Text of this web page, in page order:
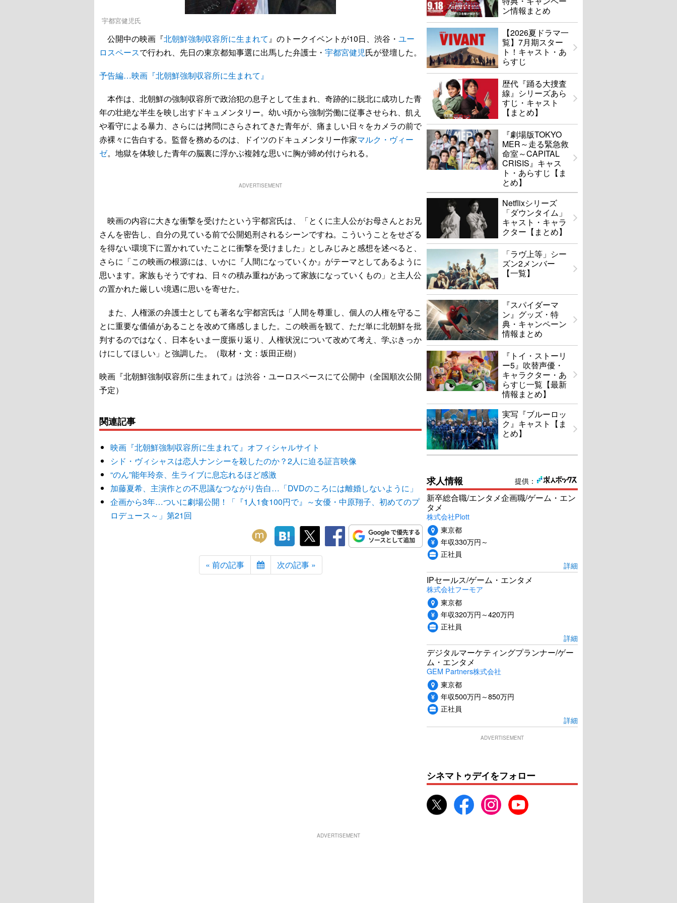
宇都宮健児氏
公開中の映画『北朝鮮強制収容所に生まれて』のトークイベントが10日、渋谷・ ユー
ロスペースで行われ、先日の東京都知事選に出馬した弁護士・ 宇都宮健児氏が登壇した。
予告編…映画『北朝鮮強制収容所に生まれて』
本作は、北朝鮮の強制収容所で政治犯の息子として生まれ、奇跡的に脱北に成功した青
年の壮絶な半生を映し出すドキュメンタリー。幼い頃から強制労働に従事させられ、飢え
や看守による暴力、さらには拷問にさらされてきた青年が、痛ましい日々をカメラの前で
赤裸々に告白する。監督を務めるのは、ドイツのドキュメンタリー作家マルク・ヴィー
ゼ。地獄を体験した青年の脳裏に浮かぶ複雑な思いに胸が締め付けられる。
ADVERTISEMENT
映画の内容に大きな衝撃を受けたという宇都宮氏は、「とくに主人公がお母さんとお兄
さんを密告し、自分の見ている前で公開処刑されるシーンですね。こういうことをせざる
を得ない環境下に置かれていたことに衝撃を受けました」としみじみと感想を述べると、
さらに「この映画の根源には、いかに『人間になっていくか』がテーマとしてあるように
思います。家族もそうですね、日々の積み重ねがあって家族になっていくもの」と主人公
の置かれた厳しい境遇に思いを寄せた。
また、人権派の弁護士としても著名な宇都宮氏は「人間を尊重し、個人の人権を守るこ
とに重要な価値があることを改めて痛感しました。この映画を観て、ただ単に北朝鮮を批
判するのではなく、日本をいま一度振り返り、人権状況について改めて考え、学ぶきっか
けにしてほしい」と強調した。（取材・文：坂田正樹）
映画『北朝鮮強制収容所に生まれて』は渋谷・ユーロスペースにて公開中（全国順次公開
予定）
関連記事
映画『北朝鮮強制収容所に生まれて』オフィシャルサイト
シド・ヴィシャスは恋人ナンシーを殺したのか？2人に迫る証言映像
“のん”能年玲奈、生ライブに息忘れるほど感激
加藤夏希、主演作との不思議なつながり告白…「DVDのころには離婚しないように」
企画から3年…ついに劇場公開！「『1人1食100円で』～女優・中原翔子、初めてのプ
ロデュース～」第21回
« 前の記事 次の記事 »
ン情報まとめ
【2026夏ドラマ一
覧】7月期スター
ト！キャスト・あ
らすじ
歴代『踊る大捜査
線』シリーズあら
すじ・キャスト
【まとめ】
『劇場版TOKYO
MER～走る緊急救
命室～CAPITAL
CRISIS』キャス
ト・あらすじ【ま
とめ】
Netflixシリーズ
「ダウンタイム」
キャスト・キャラ
クター【まとめ】
「ラヴ上等」シー
ズン2メンバー
【一覧】
『スパイダーマ
ン』グッズ・特
典・キャンペーン
情報まとめ
『トイ・ストーリ
ー5』吹替声優・
キャラクター・あ
らすじ一覧【最新
情報まとめ】
実写『ブルーロッ
ク』キャスト【ま
とめ】
提供：
求人情報
新卒総合職/エンタメ企画職/ゲーム・エン
タメ
株式会社Plott
東京都
年収330万円～
正社員
詳細
IPセールス/ゲーム・エンタメ
株式会社フーモア
東京都
年収320万円～420万円
正社員
詳細
デジタルマーケティングプランナー/ゲー
ム・エンタメ
GEM Partners株式会社
東京都
年収500万円～850万円
正社員
詳細
ADVERTISEMENT
シネマトゥデイをフォロー
ADVERTISEMENT